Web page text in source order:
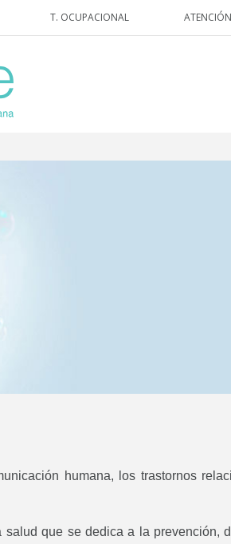
T. OCUPACIONAL
humana, los trastornos
que se dedica a la prevención,